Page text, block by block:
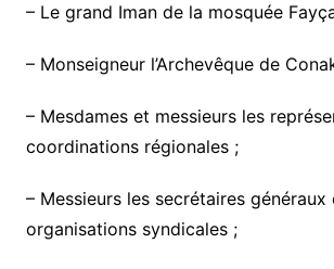
– Le grand Iman de la mosquée
– Monseigneur l’Archevêque de
– Mesdames et messieurs les
coordinations régionales ;
– Messieurs les secrétaires généraux
organisations syndicales ;